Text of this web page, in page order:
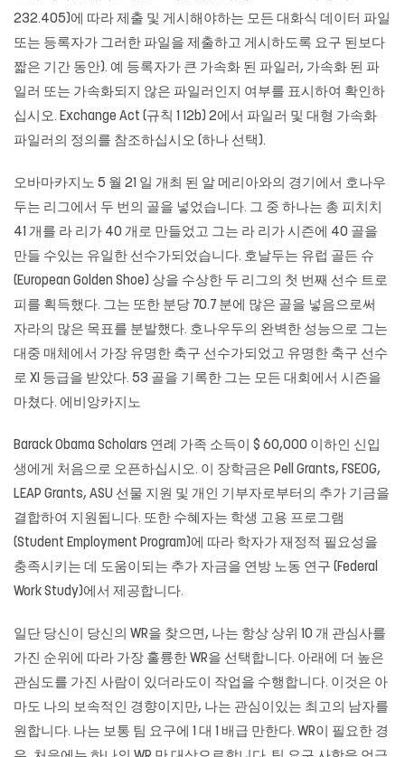
232.405)에 따라 제출 및 게시해야하는 모든 대화식 데이터 파일
또는 등록자가 그러한 파일을 제출하고 게시하도록 요구 된보다
짧은 기간 동안). 예 등록자가 큰 가속화 된 파일러, 가속화 된 파
일러 또는 가속화되지 않은 파일러인지 여부를 표시하여 확인하
십시오. Exchange Act (규칙 1 12b) 2에서 파일러 및 대형 가속화
파일러의 정의를 참조하십시오 (하나 선택).
오바마카지노 5 월 21 일 개최 된 알 메리아와의 경기에서 호나우
두는 리그에서 두 번의 골을 넣었습니다. 그 중 하나는 총 피치치
41 개를 라 리가 40 개로 만들었고 그는 라 리가 시즌에 40 골을
만들 수있는 유일한 선수가되었습니다. 호날두는 유럽 골든 슈
(European Golden Shoe) 상을 수상한 두 리그의 첫 번째 선수 트로
피를 획득했다. 그는 또한 분당 70.7 분에 많은 골을 넣음으로써
자라의 많은 목표를 분발했다. 호나우두의 완벽한 성능으로 그는
대중 매체에서 가장 유명한 축구 선수가되었고 유명한 축구 선수
로 XI 등급을 받았다. 53 골을 기록한 그는 모든 대회에서 시즌을
마쳤다. 에비앙카지노
Barack Obama Scholars 연례 가족 소득이 $ 60,000 이하인 신입
생에게 처음으로 오픈하십시오. 이 장학금은 Pell Grants, FSEOG,
LEAP Grants, ASU 선물 지원 및 개인 기부자로부터의 추가 기금을
결합하여 지원됩니다. 또한 수혜자는 학생 고용 프로그램
(Student Employment Program)에 따라 학자가 재정적 필요성을
충족시키는 데 도움이되는 추가 자금을 연방 노동 연구 (Federal
Work Study)에서 제공합니다.
일단 당신이 당신의 WR을 찾으면, 나는 항상 상위 10 개 관심사를
가진 순위에 따라 가장 훌륭한 WR을 선택합니다. 아래에 더 높은
관심도를 가진 사람이 있더라도이 작업을 수행합니다. 이것은 아
마도 나의 보속적인 경향이지만, 나는 관심이있는 최고의 남자를
원합니다. 나는 보통 팀 요구에 1 대 1 배급 만한다. WR이 필요한 경